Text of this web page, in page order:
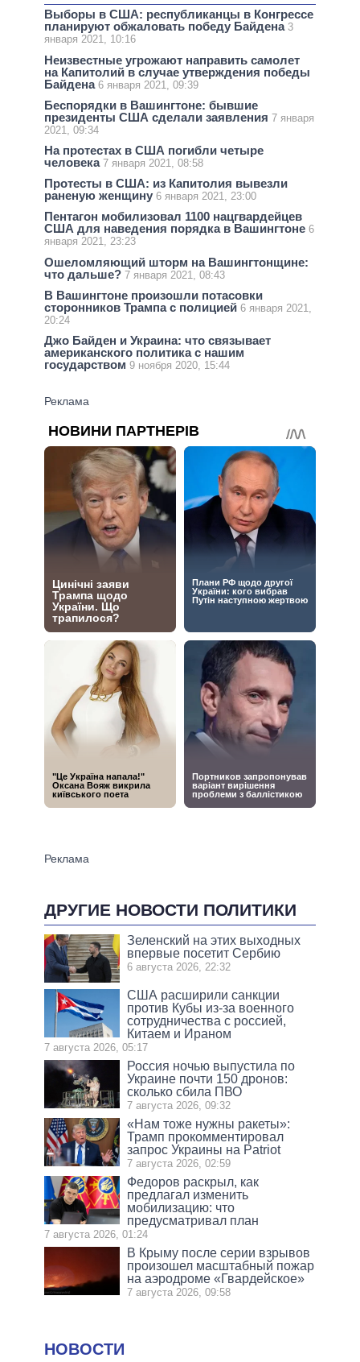
Выборы в США: республиканцы в Конгрессе
планируют обжаловать победу Байдена 3
января 2021, 10:16
Неизвестные угрожают направить самолет
на Капитолий в случае утверждения победы
Байдена 6 января 2021, 09:39
Беспорядки в Вашингтоне: бывшие
президенты США сделали заявления 7 января
2021, 09:34
На протестах в США погибли четыре
человека 7 января 2021, 08:58
Протесты в США: из Капитолия вывезли
раненую женщину 6 января 2021, 23:00
Пентагон мобилизовал 1100 нацгвардейцев
США для наведения порядка в Вашингтоне 6
января 2021, 23:23
Ошеломляющий шторм на Вашингтонщине:
что дальше? 7 января 2021, 08:43
В Вашингтоне произошли потасовки
сторонников Трампа с полицией 6 января 2021,
20:24
Джо Байден и Украина: что связывает
американского политика с нашим
государством 9 ноября 2020, 15:44
ДРУГИЕ НОВОСТИ ПОЛИТИКИ
Зеленский на этих выходных
впервые посетит Сербию
6 августа 2026, 22:32
США расширили санкции
против Кубы из-за военного
сотрудничества с россией,
Китаем и Ираном
7 августа 2026, 05:17
Россия ночью выпустила по
Украине почти 150 дронов:
сколько сбила ПВО
7 августа 2026, 09:32
«Нам тоже нужны ракеты»:
Трамп прокомментировал
запрос Украины на Patriot
7 августа 2026, 02:59
Федоров раскрыл, как
предлагал изменить
мобилизацию: что
предусматривал план
7 августа 2026, 01:24
В Крыму после серии взрывов
произошел масштабный пожар
на аэродроме «Гвардейское»
7 августа 2026, 09:58
НОВОСТИ